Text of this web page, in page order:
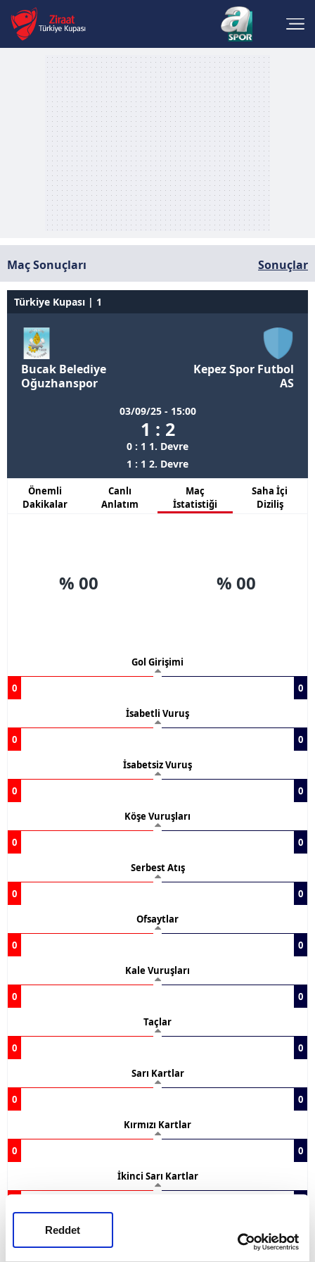
Reddet
Maç Sonuçları Sonuçlar
Türkiye Kupası | 1
Bucak Belediye
Oğuzhanspor
03/09/25 - 15:00
1 : 2
0 : 1 1. Devre
1 : 1 2. Devre
Kepez Spor Futbol
AS
Önemli
Dakikalar
Canlı
Anlatım
Maç
İstatistiği
Saha İçi
Diziliş
% 00 % 00
Gol Girişimi
0
0
İsabetli Vuruş
0
0
İsabetsiz Vuruş
0
0
Köşe Vuruşları
0
0
Serbest Atış
0
0
Ofsaytlar
0
0
Kale Vuruşları
0
0
Taçlar
0
0
Sarı Kartlar
0
0
Kırmızı Kartlar
0
0
İkinci Sarı Kartlar
0